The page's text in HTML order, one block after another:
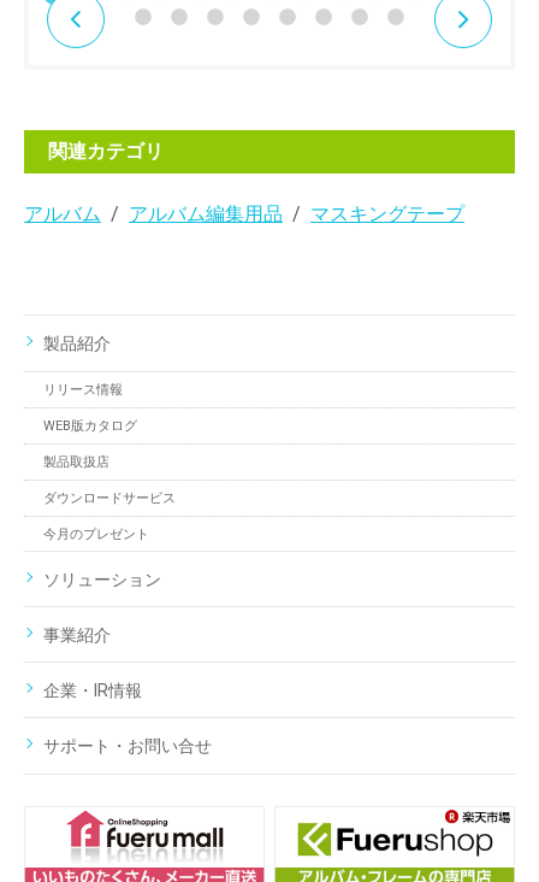
関連カテゴリ
アルバム アルバム編集用品 マスキングテープ
製品紹介
リリース情報
WEB版カタログ
製品取扱店
ダウンロードサービス
今月のプレゼント
ソリューション
事業紹介
企業・IR情報
サポート・お問い合せ